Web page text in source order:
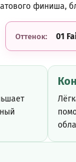
финиша,
Оттенок: 01